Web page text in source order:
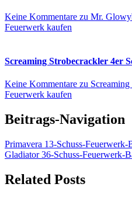
Keine Kommentare zu Mr.
Feuerwerk kaufen
Screaming Strobecrackler 4er
Keine Kommentare zu
Feuerwerk kaufen
Beitrags-Navigation
Primavera 13-Schuss-Feuerwerk-
Gladiator 36-Schuss-Feuerwerk-
Related Posts